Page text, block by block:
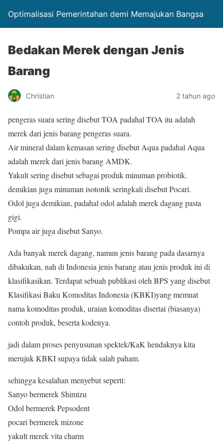
Optimalisasi Pemerintahan demi Memajukan Bangsa
Bedakan Merek dengan Jenis
Barang
Christian 2 tahun ago
pengeras suara sering disebut TOA padahal TOA itu adalah
merek dari jenis barang pengeras suara.
Air mineral dalam kemasan sering disebut Aqua padahal Aqua
adalah merek dari jenis barang AMDK.
Yakult sering disebut sebagai produk minuman probiotik.
demikian juga minuman isotonik seringkali disebut Pocari.
Odol juga demikian, padahal odol adalah merek dagang pasta
gigi.
Pompa air juga disebut Sanyo.
Ada banyak merek dagang, namun jenis barang pada dasarnya
dibakukan, nah di Indonesia jenis barang atau jenis produk ini di
klasifikasikan. Terdapat sebuah publikasi oleh BPS yang disebut
Klasifikasi Baku Komoditas Indonesia (KBKI)yang memuat
nama komoditas produk, uraian komoditas disertai (biasanya)
contoh produk, beserta kodenya.
jadi dalam proses penyusunan spektek/KaK hendaknya kita
merujuk KBKI supaya tidak salah paham.
sehingga kesalahan menyebut seperti:
Sanyo bermerek Shimizu
Odol bermerek Pepsodent
pocari bermerek mizone
yakult merek vita charm